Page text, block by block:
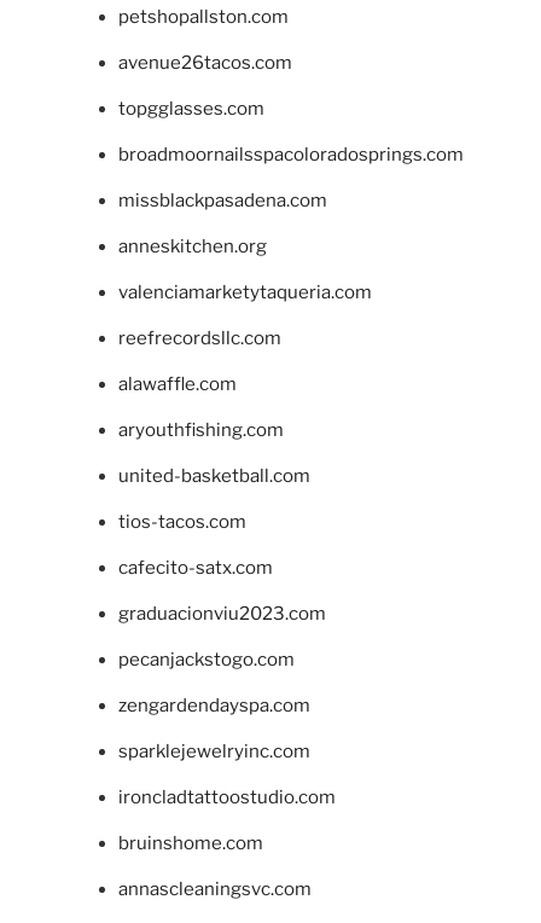
petshopallston.com
avenue26tacos.com
topgglasses.com
broadmoornailsspacoloradosprings.com
missblackpasadena.com
anneskitchen.org
valenciamarketytaqueria.com
reefrecordsllc.com
alawaffle.com
aryouthfishing.com
united-basketball.com
tios-tacos.com
cafecito-satx.com
graduacionviu2023.com
pecanjackstogo.com
zengardendayspa.com
sparklejewelryinc.com
ironcladtattoostudio.com
bruinshome.com
annascleaningsvc.com